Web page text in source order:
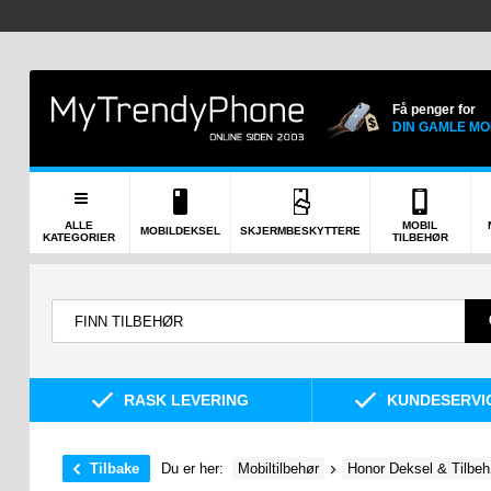
Få penger for
DIN GAMLE
ALLE
KATEGORIER
MOBILDEKSEL SKJERMBESKYTTERE
MOBIL
TILBEHØR
RASK LEVERING
Tilbake Du er her: Mobiltilbehør Honor Deksel &